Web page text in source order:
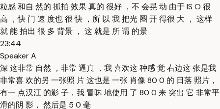
粒感 和自 然的 抓拍 效果 真的 很好 ，不 会晃 动 由于 IS O 很
高 ，快 门 速 度也 很 快 ，所 以 我 把光 圈 开 得很 大 ， 这样
就 能 拍出 很 多 背景 ， 这 就是 所 谓 的景
23:44
Speaker A
深 这非常 自然 ，非常 逼真 ，我 喜欢这 种感 觉 右边这 张是我
非常喜 欢的另 一张照 片 这也是 一张 肖像 80 0 的 日落 照片，
有一 点汉江 的影 子，我 冒昧 地使用 了 80 0 来 突出 它 非常平
滑的阴 影， 然后是 5 0 毫